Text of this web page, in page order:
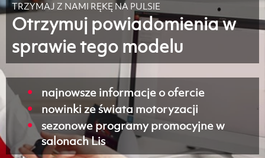
TRZYMAJ Z NAMI RĘKĘ NA PULSIE
Otrzymuj powiadomienia w
sprawie tego modelu
najnowsze informacje o ofercie
nowinki ze świata motoryzacji
sezonowe programy promocyjne w
salonach Lis